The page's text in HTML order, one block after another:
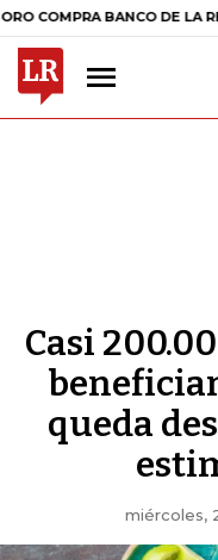
BANCO DE LA
Casi
queda
miércoles,